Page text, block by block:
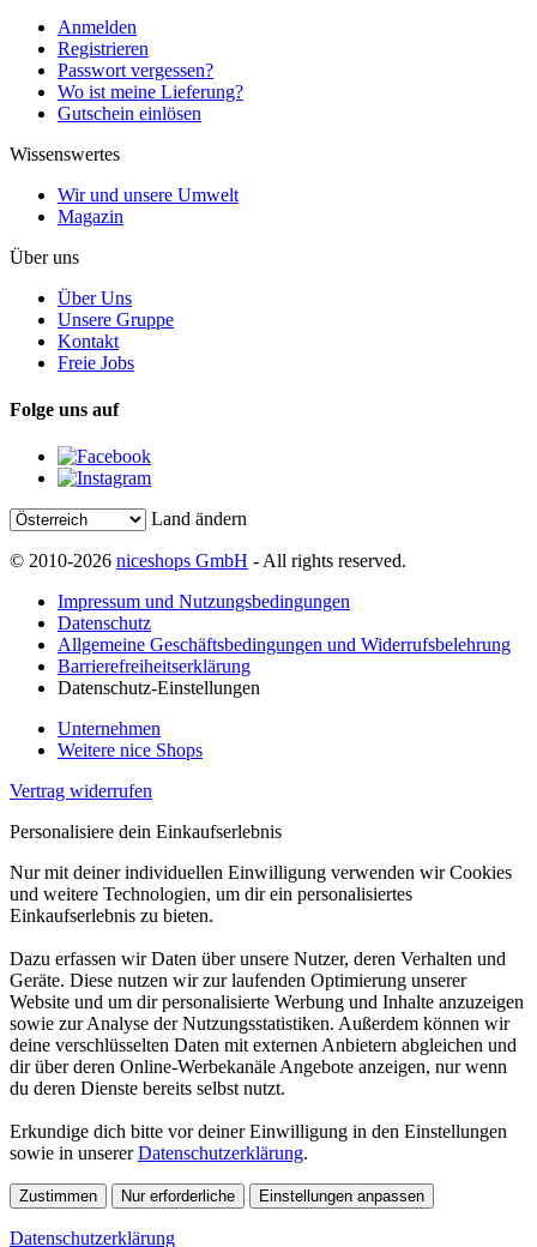
Anmelden
Registrieren
Passwort vergessen?
Wo ist meine Lieferung?
Gutschein einlösen
Wissenswertes
Wir und unsere Umwelt
Magazin
Über uns
Über Uns
Unsere Gruppe
Kontakt
Freie Jobs
Folge uns auf
Land ändern
© 2010-2026 niceshops GmbH - All rights reserved.
Impressum und Nutzungsbedingungen
Datenschutz
Allgemeine Geschäftsbedingungen und Widerrufsbelehrung
Barrierefreiheitserklärung
Datenschutz-Einstellungen
Unternehmen
Weitere nice Shops
Vertrag widerrufen
Personalisiere dein Einkaufserlebnis
Nur mit deiner individuellen Einwilligung verwenden wir Cookies
und weitere Technologien, um dir ein personalisiertes
Einkaufserlebnis zu bieten.
Dazu erfassen wir Daten über unsere Nutzer, deren Verhalten und
Geräte. Diese nutzen wir zur laufenden Optimierung unserer
Website und um dir personalisierte Werbung und Inhalte anzuzeigen
sowie zur Analyse der Nutzungsstatistiken. Außerdem können wir
deine verschlüsselten Daten mit externen Anbietern abgleichen und
dir über deren Online-Werbekanäle Angebote anzeigen, nur wenn
du deren Dienste bereits selbst nutzt.
Erkundige dich bitte vor deiner Einwilligung in den Einstellungen
sowie in unsererDatenschutzerklärung.
Zustimmen Nur erforderliche Einstellungen anpassen
Datenschutzerklärung